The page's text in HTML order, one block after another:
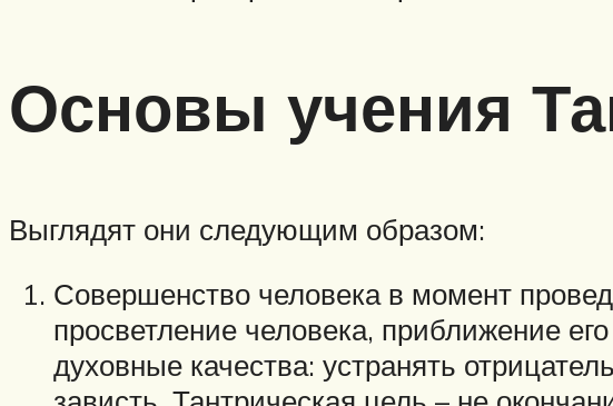
Основы учения
Выглядят они следующим образом:
Совершенство человека в момент
просветление человека, приближение
духовные качества: устранять